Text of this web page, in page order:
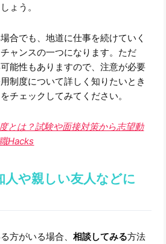
ょう。
合でも、地道に仕事を続けていく
ャンスの一つになります。ただ
能性もありますので、注意が必要
制度について詳しく知りたいとき
チェックしてみてください。
とは？試験や面接対策から志望動
Hacks
人や親しい友人などに
方がいる場合、相談してみる方法